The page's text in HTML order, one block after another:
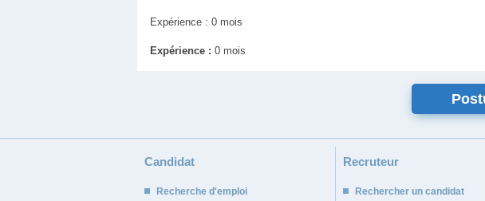
Expérience : 0 mois
Expérience : 0 mois
Candidat
Recherche d'emploi
Recruteur
Rechercher un candidat